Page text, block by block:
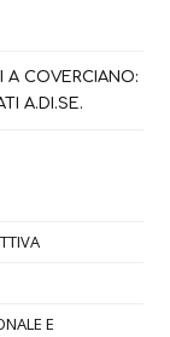
A COVERCIANO:
A.DI.SE.
E